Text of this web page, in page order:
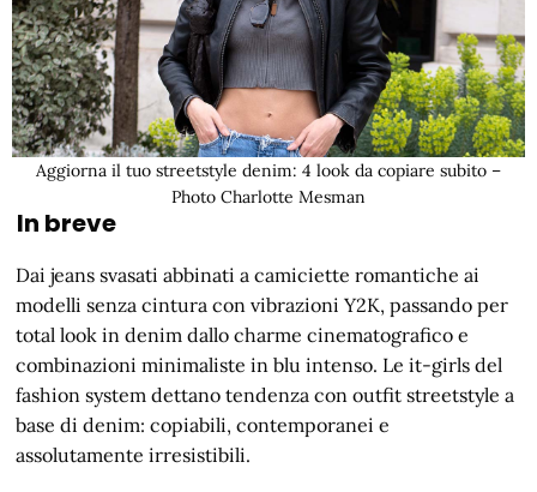
Aggiorna il tuo streetstyle denim: 4 look da copiare subito –
Photo Charlotte Mesman
In breve
Dai jeans svasati abbinati a camiciette romantiche ai
modelli senza cintura con vibrazioni Y2K, passando per
total look in denim dallo charme cinematografico e
combinazioni minimaliste in blu intenso. Le it-girls del
fashion system dettano tendenza con outfit streetstyle a
base di denim: copiabili, contemporanei e
assolutamente irresistibili.